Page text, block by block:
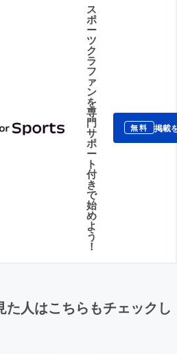
ス
ポ
ー
ツ
ク
ラ
フ
ァ
ン
を
専
門
サ
ポ
ー
ト
付
き
で
始
め
よ
う
！
無料 掲載
た人はこちらもチェックし